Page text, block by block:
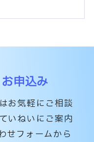
申込み
お気軽にご相談
いねいにご案内
せフォームから